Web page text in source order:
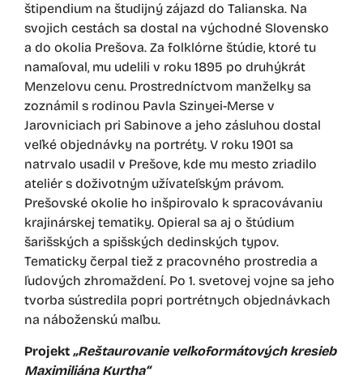
štipendium na študijný zájazd do Talianska. Na
svojich cestách sa dostal na východné Slovensko
a do okolia Prešova. Za folklórne štúdie, ktoré tu
namaľoval, mu udelili v roku 1895 po druhýkrát
Menzelovu cenu. Prostredníctvom manželky sa
zoznámil s rodinou Pavla Szinyei-Merse v
Jarovniciach pri Sabinove a jeho zásluhou dostal
veľké objednávky na portréty. V roku 1901 sa
natrvalo usadil v Prešove, kde mu mesto zriadilo
ateliér s doživotným užívateľským právom.
Prešovské okolie ho inšpirovalo k spracovávaniu
krajinárskej tematiky. Opieral sa aj o štúdium
šarišských a spišských dedinských typov.
Tematicky čerpal tiež z pracovného prostredia a
ľudových zhromaždení. Po 1. svetovej vojne sa jeho
tvorba sústredila popri portrétnych objednávkach
na náboženskú maľbu.
Projekt „Reštaurovanie veľkoformátových kresieb
Maximiliána Kurtha“